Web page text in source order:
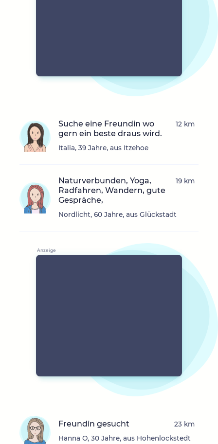
Suche eine Freundin wo
gern ein beste draus wird.
Italia, 39 Jahre, aus Itzehoe
12 km
Naturverbunden, Yoga,
Radfahren, Wandern, gute
Gespräche,
Nordlicht, 60 Jahre, aus Glückstadt
19 km
Freundin gesucht
Hanna O, 30 Jahre, aus Hohenlockstedt
23 km